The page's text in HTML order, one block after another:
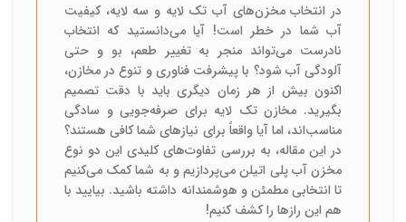
در انتخاب مخزن‌های آب تک لایه و سه لایه، کیفیت
آب شما در خطر است! آیا می‌دانستید که انتخاب
نادرست می‌تواند منجر به تغییر طعم، بو و حتی
آلودگی آب شود؟ با پیشرفت فناوری و تنوع در مخازن،
اکنون بیش از هر زمان دیگری باید با دقت تصمیم
بگیرید. مخازن تک لایه برای صرفه‌جویی و سادگی
مناسب‌اند، اما آیا واقعاً برای نیازهای شما کافی هستند؟
در این مقاله، به بررسی تفاوت‌های کلیدی این دو نوع
مخزن آب پلی اتیلن می‌پردازیم و به شما کمک می‌کنیم
تا انتخابی مطمئن و هوشمندانه داشته باشید. بیایید با
هم این رازها را کشف کنیم!